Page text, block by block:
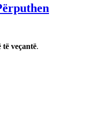
të veçantë.